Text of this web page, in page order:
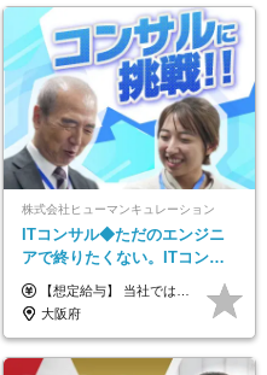
株式会社ヒューマンキュレーション
ITコンサル◆ただのエンジニ
アで終りたくない。ITコンサ
ル・PMに挑戦出来る！成長中
の次世代IT企業
【想定給与】 当社では、すべてのプロジェクトで受注単価を完全開示。 給与はその単価に連動し、還元率は80％以上を保証しています。 経験・スキル・貢献度に応じて報酬を正当に評価し、前職年収の保証も行っています。 ■正社員 月給35万円以上＋賞与年2回（みなし残業20h分含む） ◇試用期間は3ヶ月（期間中の待遇に変更なし） ◇みなし残業は案件先によって異なります。詳細は面談にてご説明致します。 ※経験・スキルを考慮し優遇 年収例： ・29歳女性／年収700万円（開発→上流転向） ・38歳男性／年収1,100万円（PMO・マネジメント） ・47歳男性／年収1,300万円（ITコンサル・高裁量案件）
大阪府